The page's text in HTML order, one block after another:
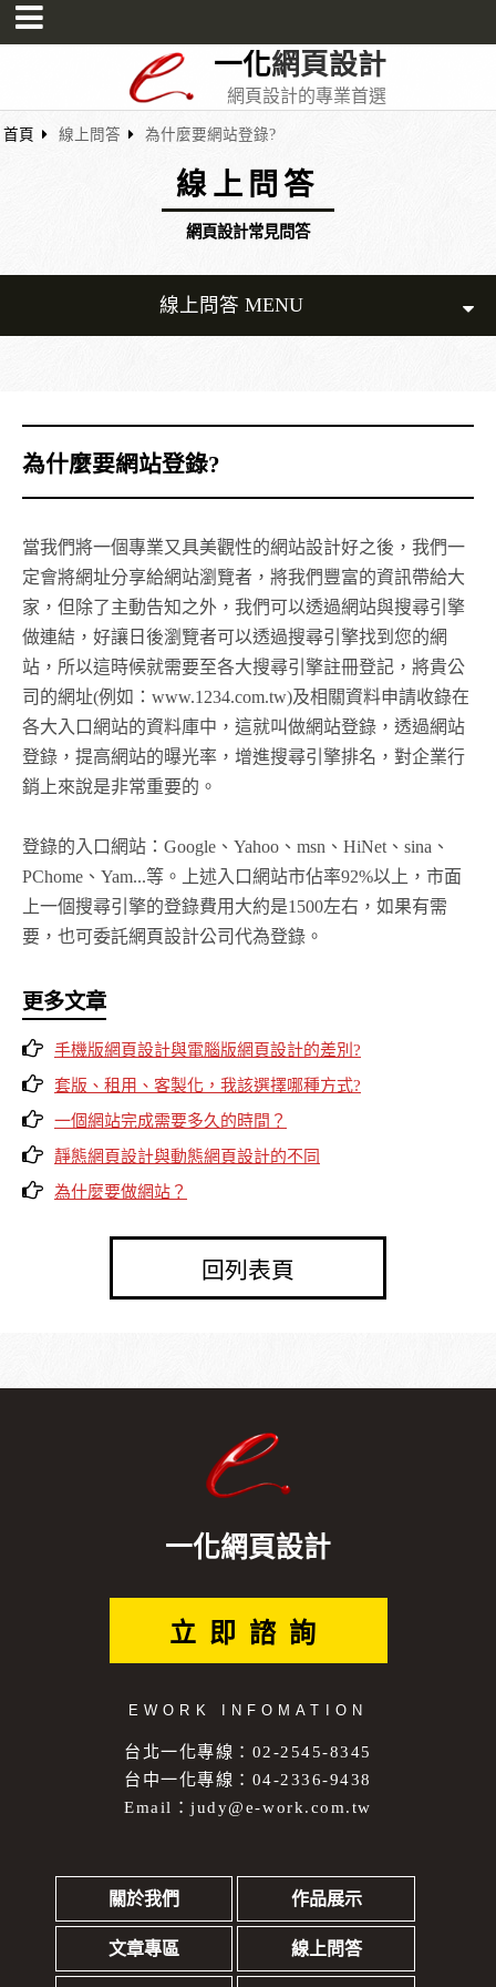
一化網頁設計
網頁設計的專業首選
首頁 線上問答 為什麼要網站登錄?
線上問答
網頁設計常見問答
線上問答 MENU
為什麼要網站登錄?
當我們將一個專業又具美觀性的網站設計好之後，我們一
定會將網址分享給網站瀏覽者，將我們豐富的資訊帶給大
家，但除了主動告知之外，我們可以透過網站與搜尋引擎
做連結，好讓日後瀏覽者可以透過搜尋引擎找到您的網
站，所以這時候就需要至各大搜尋引擎註冊登記，將貴公
司的網址(例如：www.1234.com.tw)及相關資料申請收錄在
各大入口網站的資料庫中，這就叫做網站登錄，透過網站
登錄， 提高網站的曝光率， 增進搜尋引擎排名，對企業行
銷上來說是非常重要的。
登錄的入口網站：Google、Yahoo、msn、HiNet、sina、
PChome、Yam...等。上述入口網站市佔率92%以上，市面
上一個搜尋引擎的登錄費用大約是1500左右，如果有需
要，也可委託網頁設計公司代為登錄。
更多文章
手機版網頁設計與電腦版網頁設計的差別?
套版、租用、客製化，我該選擇哪種方式?
一個網站完成需要多久的時間？
靜態網頁設計與動態網頁設計的不同
為什麼要做網站？
回列表頁
一化網頁設計
立即諮詢
EWORK INFOMATION
台北一化專線：02-2545-8345
台中一化專線：04-2336-9438
Email：judy@e-work.com.tw
關於我們 作品展示
文章專區 線上問答